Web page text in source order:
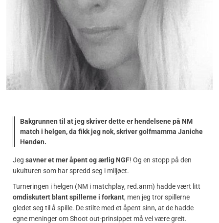
Bakgrunnen til at jeg skriver dette er hendelsene på NM
match i helgen, da fikk jeg nok, skriver golfmamma Janiche
Henden.
Jeg savner et mer åpent og ærlig NGF! Og en stopp på den
ukulturen som har spredd seg i miljøet.
Turneringen i helgen (NM i matchplay, red.anm) hadde vært litt
omdiskutert blant spillerne i forkant, men jeg tror spillerne
gledet seg til å spille. De stilte med et åpent sinn, at de hadde
egne meninger om Shoot out-prinsippet må vel være greit.